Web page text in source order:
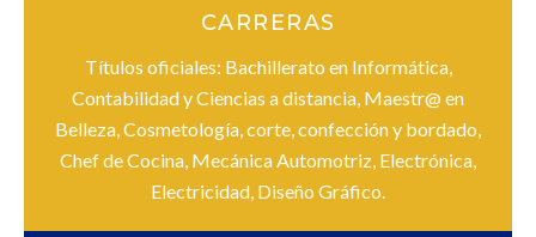
CARRERAS
Títulos oficiales: Bachillerato en Informática,
Contabilidad y Ciencias a distancia, Maestr@ en
Belleza, Cosmetología, corte, confección y bordado,
Chef de Cocina, Mecánica Automotriz, Electrónica,
Electricidad, Diseño Gráfico.